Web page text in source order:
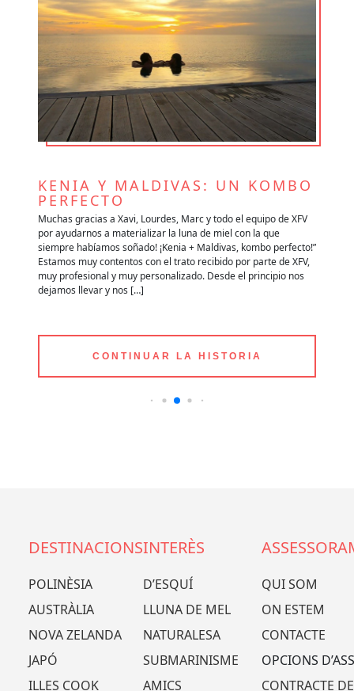
KENIA Y MALDIVAS: UN KOMBO
PERFECTO
Muchas gracias a Xavi, Lourdes, Marc y todo el equipo de XFV
por ayudarnos a materializar la luna de miel con la que
siempre habíamos soñado! ¡Kenia + Maldivas, kombo perfecto!”
Estamos muy contentos con el trato recibido por parte de XFV,
muy profesional y muy personalizado. Desde el principio nos
dejamos llevar y nos […]
CONTINUAR LA HISTORIA
DESTINACIONS
POLINÈSIA
AUSTRÀLIA
NOVA ZELANDA
JAPÓ
ILLES COOK
INTERÈS
D’ESQUÍ
LLUNA DE MEL
NATURALESA
SUBMARINISME
AMICS
QUI SOM
ON ESTEM
CONTACTE
OPCIONS
CONTRACTE